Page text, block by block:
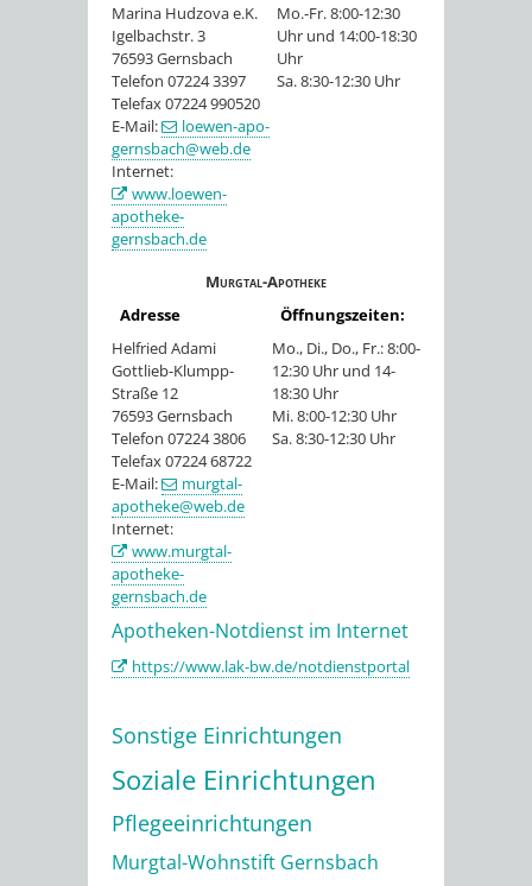
Marina Hudzova e.K.
Igelbachstr. 3
76593 Gernsbach
Telefon 07224 3397
Telefax 07224 990520
E-Mail:
loewen-apo-
gernsbach@web.de
Internet:
www.loewen-
apotheke-
gernsbach.de
Mo.-Fr. 8:00-12:30
Uhr und 14:00-18:30
Uhr
Sa. 8:30-12:30 Uhr
Murgtal-Apotheke
Adresse
Öffnungszeiten:
Helfried Adami
Gottlieb-Klumpp-
Straße 12
76593 Gernsbach
Telefon 07224 3806
Telefax 07224 68722
E-Mail:
murgtal-
apotheke@web.de
Internet:
www.murgtal-
apotheke-
gernsbach.de
Mo., Di., Do., Fr.: 8:00-
12:30 Uhr und 14-
18:30 Uhr
Mi. 8:00-12:30 Uhr
Sa. 8:30-12:30 Uhr
Apotheken-Notdienst im Internet
https://www.lak-bw.de/notdienstportal
Sonstige Einrichtungen
Soziale Einrichtungen
Pflegeeinrichtungen
Murgtal-Wohnstift Gernsbach